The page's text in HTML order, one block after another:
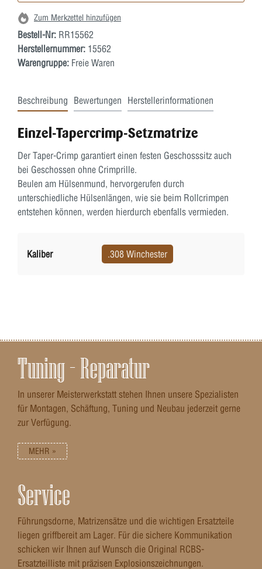
Zum Merkzettel hinzufügen
Bestell-Nr: RR15562
Herstellernummer: 15562
Warengruppe: Freie Waren
Beschreibung Bewertungen Herstellerinformationen
Einzel-Tapercrimp-Setzmatrize
Der Taper-Crimp garantiert einen festen Geschosssitz auch
bei Geschossen ohne Crimprille.
Beulen am Hülsenmund, hervorgerufen durch
unterschiedliche Hülsenlängen, wie sie beim Rollcrimpen
entstehen können, werden hierdurch ebenfalls vermieden.
Kaliber .308 Winchester
Tuning – Reparatur
In unserer Meisterwerkstatt stehen Ihnen unsere Spezialisten
für Montagen, Schäftung, Tuning und Neubau jederzeit gerne
zur Verfügung.
MEHR »
Service
Führungsdorne, Matrizensätze und die wichtigen Ersatzteile
liegen griffbereit am Lager. Für die sichere Kommunikation
schicken wir Ihnen auf Wunsch die Original RCBS-
Ersatzteilliste mit präzisen Explosionszeichnungen.